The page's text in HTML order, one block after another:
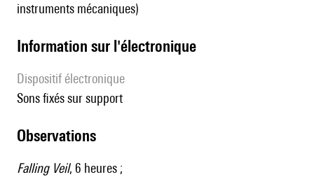
instruments mécaniques)
Information sur l'électronique
Dispositif électronique
sons fixés sur support
observations
Falling Veil, 6 heures ;